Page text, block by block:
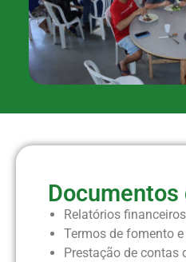
Relatórios
Termos de fomento
Prestação de contas